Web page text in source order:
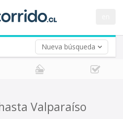
Nueva búsqueda
Valparaíso